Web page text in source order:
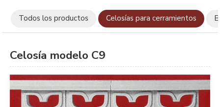
Todos los productos Celosías para cerramientos
Celosía modelo C9